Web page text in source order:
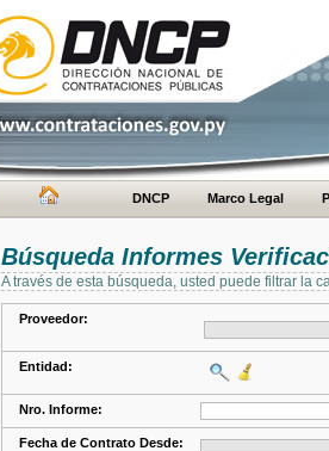
DNCP Marco Legal
Búsqueda Informes
A través de esta búsqueda, usted puede filtrar la
Proveedor:
Entidad:
Nro. Informe:
Fecha de Contrato Desde: